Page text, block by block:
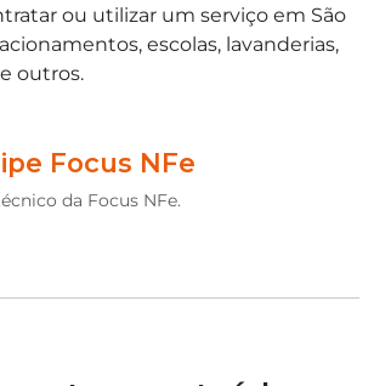
ou utilizar um serviço em São
escolas, lavanderias,
outros.
Focus NFe
da Focus NFe.